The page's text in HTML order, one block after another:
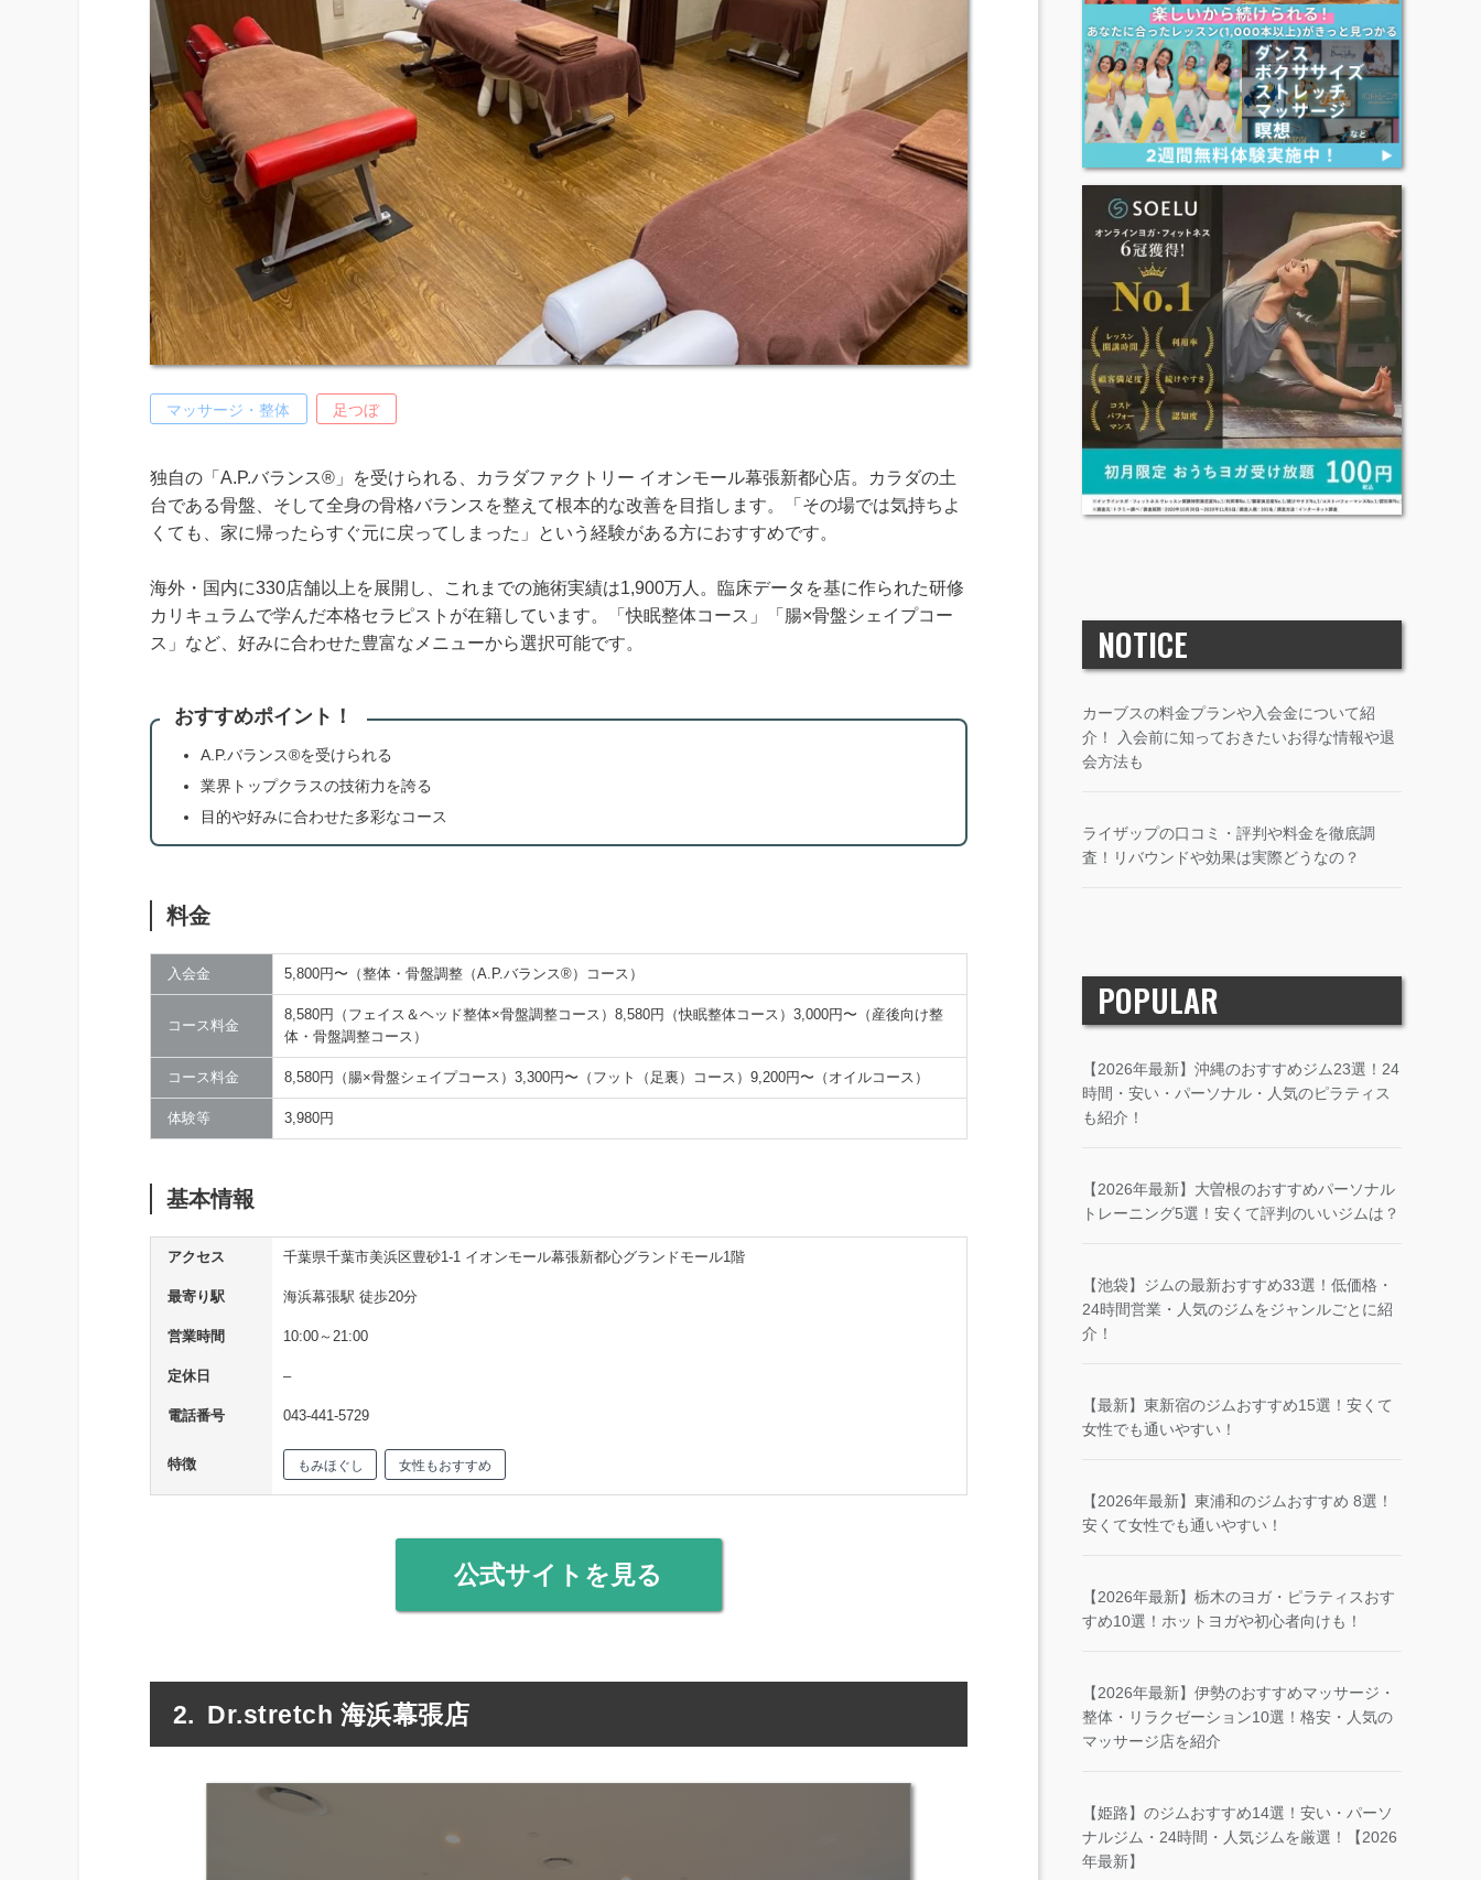
マッサージ・整体 足つぼ
独自の「A.P.バランス®」を受けられる、カラダファクトリー イオンモール幕張新都心店。カラダの土
台である骨盤、そして全身の骨格バランスを整えて根本的な改善を目指します。「その場では気持ちよ
くても、家に帰ったらすぐ元に戻ってしまった」という経験がある方におすすめです。
海外・国内に330店舗以上を展開し、これまでの施術実績は1,900万人。臨床データを基に作られた研修
カリキュラムで学んだ本格セラピストが在籍しています。「快眠整体コース」「腸×骨盤シェイプコー
ス」など、好みに合わせた豊富なメニューから選択可能です。
おすすめポイント！
A.P.バランス®を受けられる
業界トップクラスの技術力を誇る
目的や好みに合わせた多彩なコース
料金
入会金 5,800円〜（整体・骨盤調整（A.P.バランス®）コース）
コース料金
8,580円（フェイス＆ヘッド整体×骨盤調整コース）8,580円（快眠整体コース）3,000円〜（産後向け整
体・骨盤調整コース）
コース料金 8,580円（腸×骨盤シェイプコース）3,300円〜（フット（足裏）コース）9,200円〜（オイルコース）
体験等 3,980円
基本情報
アクセス 千葉県千葉市美浜区豊砂1-1 イオンモール幕張新都心グランドモール1階
最寄り駅 海浜幕張駅 徒歩20分
営業時間 10:00～21:00
定休日 –
電話番号 043-441-5729
特徴 もみほぐし 女性もおすすめ
公式サイトを見る
Dr.stretch 海浜幕張店
NOTICE
カーブスの料金プランや入会金について紹
介！ 入会前に知っておきたいお得な情報や退
会方法も
ライザップの口コミ・評判や料金を徹底調
査！リバウンドや効果は実際どうなの？
POPULAR
【2026年最新】沖縄のおすすめジム23選！24
時間・安い・パーソナル・人気のピラティス
も紹介！
【2026年最新】大曽根のおすすめパーソナル
トレーニング5選！安くて評判のいいジムは？
【池袋】ジムの最新おすすめ33選！低価格・
24時間営業・人気のジムをジャンルごとに紹
介！
【最新】東新宿のジムおすすめ15選！安くて
女性でも通いやすい！
【2026年最新】東浦和のジムおすすめ 8選！
安くて女性でも通いやすい！
【2026年最新】栃木のヨガ・ピラティスおす
すめ10選！ホットヨガや初心者向けも！
【2026年最新】伊勢のおすすめマッサージ・
整体・リラクゼーション10選！格安・人気の
マッサージ店を紹介
【姫路】のジムおすすめ14選！安い・パーソ
ナルジム・24時間・人気ジムを厳選！【2026
年最新】